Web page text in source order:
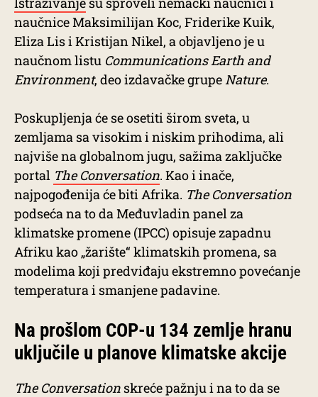
naučnice Maksimilijan Koc, Friderike Kuik,
Eliza Lis i Kristijan Nikel, a objavljeno je u
naučnom listu Communications Earth and
Environment, deo izdavačke grupeNature.
Poskupljenja će se osetiti širom sveta, u
zemljama sa visokim i niskim prihodima, ali
najviše na globalnom jugu, sažima zaključke
portal The Conversation. Kao i inače,
najpogođenija će biti Afrika. The Conversation
podseća na to da Međuvladin panel za
klimatske promene (IPCC) opisuje zapadnu
Afriku kao „žarište“ klimatskih promena, sa
modelima koji predviđaju ekstremno povećanje
temperatura i smanjene padavine.
Na prošlom COP-u 134 zemlje hranu
uključile u planove klimatske akcije
The Conversation skreće pažnju i na to da se